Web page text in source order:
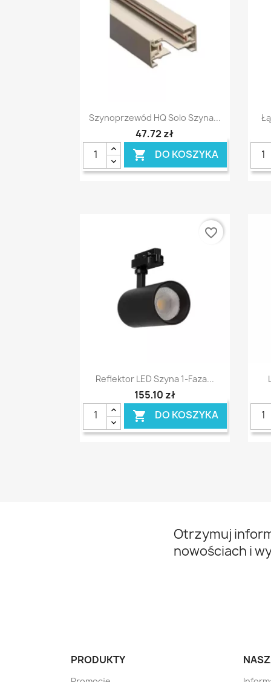
Szybki podgląd
Szynoprzewód HQ Solo Szyna...
47,72 zł
 DO KOSZYKA
Szybki podgląd
Reflektor LED Szyna 1-Faza...
155,10 zł
 DO KOSZYKA
favorite_border
Otrzymuj
nowościach i
PRODUKTY